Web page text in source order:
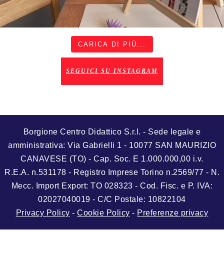
CARICA DI PIÙ...
SEGUICI SU INSTAGRAM
Borgione Centro Didattico S.r.l. - Sede legale e
amministrativa: Via Gabrielli 1 - 10077 SAN MAURIZIO
CANAVESE (TO) - Cap. Soc. E 1.000.000,00 i.v.
R.E.A. n.531178 - Registro Imprese Torino n.2569/77 - N.
Mecc. Import Export: TO 028323 - Cod. Fisc. e P. IVA:
02027040019 - C/C Postale: 10822104
Privacy Policy -Cookie Policy - Preferenze privacy